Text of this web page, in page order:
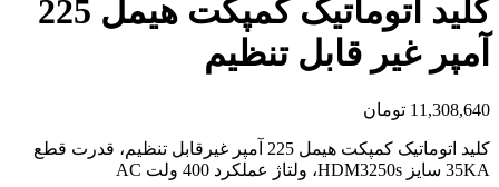
کلید اتوماتیک کمپکت هیمل 225
آمپر غیر قابل تنظیم
11,308,640 تومان
کلید اتوماتیک کمپکت هیمل 225 آمپر غیرقابل تنظیم، قدرت قطع
35KA سایز HDM3250s، ولتاژ عملکرد 400 ولت AC